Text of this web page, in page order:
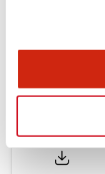
Flush
2025/09/19